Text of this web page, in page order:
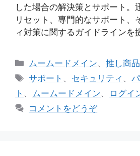
した場合の解決策とサポート。
リセット、専門的なサポート、
ィ対策に関するガイドラインを
カ
テ
ゴ
リ
ー
ムームードメイン、推し商品
タ
グ
サポート 、 セキュリティ 、
ト 、 ムームードメイン、
ログイ
コメントをどうぞ